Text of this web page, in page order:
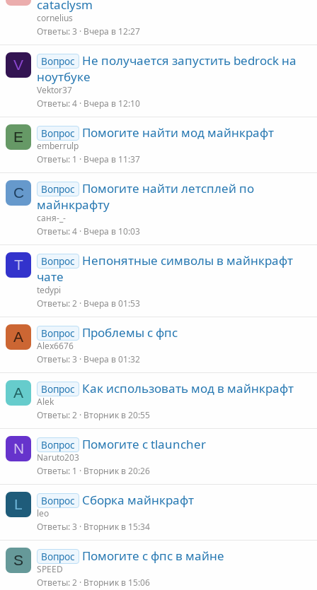
cataclysm
cornelius
Ответы 3 Вчера в 12:27
V Вопрос
Не получается запустить bedrock на
ноутбуке
Vektor37
Ответы 4 Вчера в 12:10
E Вопрос Помогите найти мод майнкрафт
emberrulp
Ответы 1 Вчера в 11:37
С Вопрос
Помогите найти летсплей по
майнкрафту
саня-_-
Ответы 4 Вчера в 10:03
T Вопрос
Непонятные символы в майнкрафт
чате
tedypi
Ответы 2 Вчера в 01:53
A Вопрос Проблемы с фпс
Alex6676
Ответы 3 Вчера в 01:32
A Вопрос Как использовать мод в майнкрафт
Alek
Ответы 2 Вторник в 20:55
N Вопрос Помогите с tlauncher
Naruto203
Ответы 1 Вторник в 20:26
L Вопрос Сборка майнкрафт
leo
Ответы 3 Вторник в 15:34
S Вопрос Помогите с фпс в майне
SPEED
Ответы 2 Вторник в 15:06